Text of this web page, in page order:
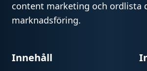
content marketing och ordlista
marknadsföring.
Innehåll